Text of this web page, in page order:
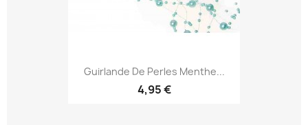
Guirlande De Perles Menthe...
4,95 €